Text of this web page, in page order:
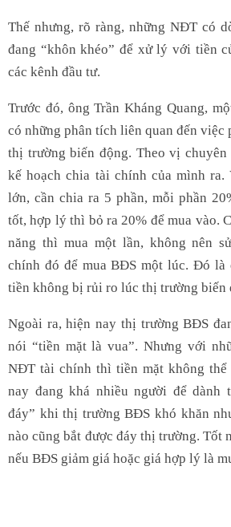
Thế nhưng, rõ ràng, những NĐT có
đang “khôn khéo” để xử lý với tiền
các kênh đầu tư.
Trước đó, ông Trần Kháng Quang,
có những phân tích liên quan đến việc
thị trường biến động. Theo vị
kế hoạch chia tài chính của mình
lớn, cần chia ra 5 phần, mỗi phần
tốt, hợp lý thì bỏ ra 20% để mua vào.
năng thì mua một lần, không nên
chính đó để mua BĐS một lúc. Đó là
tiền không bị rủi ro lúc thị trường biến
Ngoài ra, hiện nay thị trường BĐS
nói “tiền mặt là vua”. Nhưng với
NĐT tài chính thì tiền mặt không thể
nay đang khá nhiều người để dành
đáy” khi thị trường BĐS khó khăn
nào cũng bắt được đáy thị trường. Tốt
nếu BĐS giảm giá hoặc giá hợp lý là